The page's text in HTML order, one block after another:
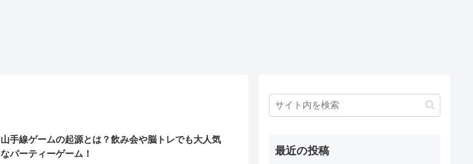
山手線ゲームの起源とは？飲み会や脳トレでも大人気
なパーティーゲーム！
最近の投稿